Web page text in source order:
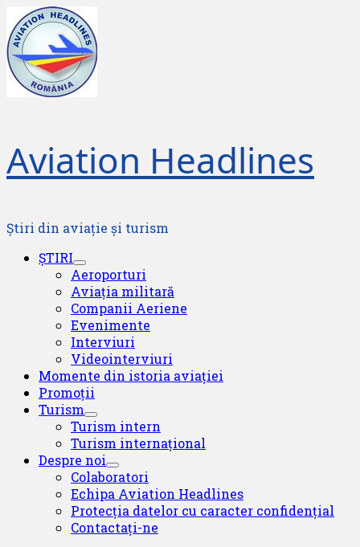
Skip
to
content
Aviation Headlines
Știri din aviație și turism
Primary
ȘTIRI
Aeroporturi
Aviația militară
Companii Aeriene
Evenimente
Interviuri
Videointerviuri
Momente din istoria aviației
Promoții
Turism
Turism intern
Turism internațional
Despre noi
Colaboratori
Echipa Aviation Headlines
Protecția datelor cu caracter confidențial
Contactați-ne